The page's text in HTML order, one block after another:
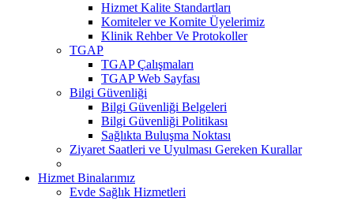
Hizmet Kalite Standartları
Komiteler ve Komite Üyelerimiz
Klinik Rehber Ve Protokoller
TGAP
TGAP Çalışmaları
TGAP Web Sayfası
Bilgi Güvenliği
Bilgi Güvenliği Belgeleri
Bilgi Güvenliği Politikası
Sağlıkta Buluşma Noktası
Ziyaret Saatleri ve Uyulması Gereken Kurallar
Hizmet Binalarımız
Evde Sağlık Hizmetleri